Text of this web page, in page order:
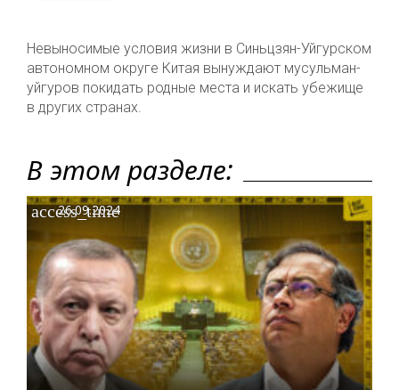
Невыносимые условия жизни в Синьцзян-Уйгурском
автономном округе Китая вынуждают мусульман-
уйгуров покидать родные места и искать убежище
в других странах.
В этом разделе:
access_time
26.09.2024